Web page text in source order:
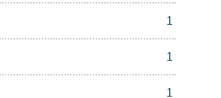
1
1
1